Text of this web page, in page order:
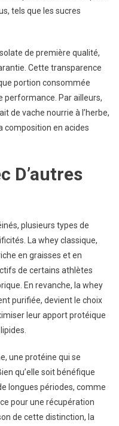
tels que les sucres
de première qualité,
Cette transparence
portion consommée
performance. Par ailleurs,
de vache nourrie à l’herbe,
composition en acides
D’autres
plusieurs types de
La whey classique,
en graisses et en
de certains athlètes
En revanche, la whey
purifiée, devient le choix
leur apport protéique
une protéine qui se
qu’elle soit bénéfique
longues périodes, comme
pour une récupération
de cette distinction, la